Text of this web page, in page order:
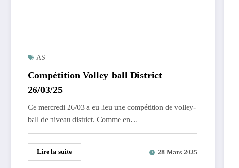
AS
Compétition Volley-ball District
26/03/25
Ce mercredi 26/03 a eu lieu une compétition de volley-
ball de niveau district. Comme en…
Lire la suite 28 Mars 2025